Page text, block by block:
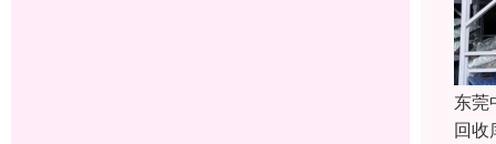
东莞
回收